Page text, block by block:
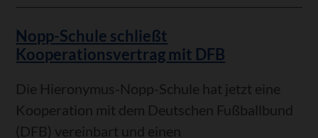
Nopp-Schule schließt
Kooperationsvertrag mit DFB
Die Hieronymus-Nopp-Schule hat jetzt eine
Kooperation mit dem Deutschen Fußballbund
(DFB) vereinbart und einen